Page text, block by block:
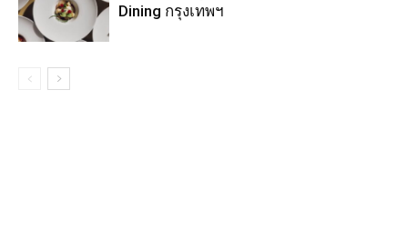
Dining กรุงเทพฯ